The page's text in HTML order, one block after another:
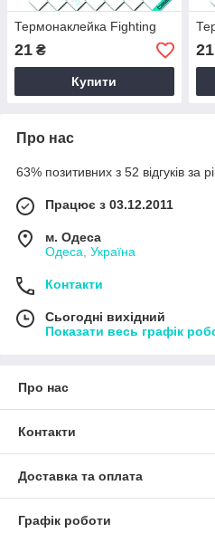
Термонаклейка Fighting
21 ₴
Купити
21
Про нас
63% позитивних з 52 відгуків за
Працює з 03.12.2011
м. Одеса
Одеса, Україна
Контакти
Сьогодні вихідний
Показати весь графік
Про нас
Контакти
Доставка та оплата
Графік роботи